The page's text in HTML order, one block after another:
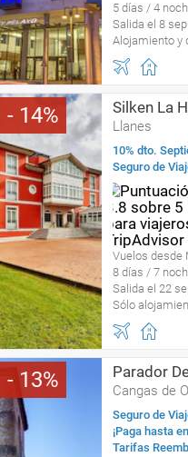
5 días / 4
Salida el 8
Alojamiento y
14 Silken La
Llanes
10% dto.
Seguro de
Vuelos desde
8 días / 7
Salida el 22
Sólo
13 Parador
Cangas de
Seguro de
¡Paga hasta
Tarifas